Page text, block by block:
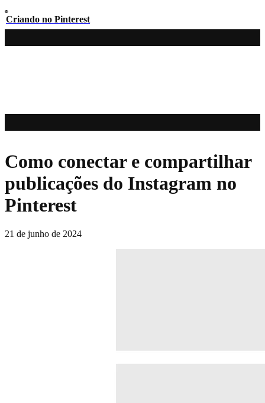
Criando no Pinterest
Como conectar e compartilhar
publicações do Instagram no
Pinterest
21 de junho de 2024